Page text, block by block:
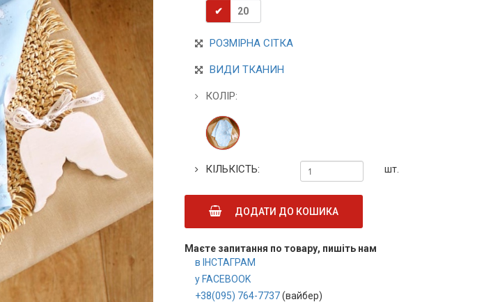
20
РОЗМІРНА СІТКА
ВИДИ ТКАНИН
КОЛІР:
КІЛЬКІСТЬ: шт.
ДОДАТИ ДО КОШИКА
Маєте запитання по товару, пишіть нам
в ІНСТАГРАМ
у FACEBOOK
+38(095) 764-7737(вайбер)